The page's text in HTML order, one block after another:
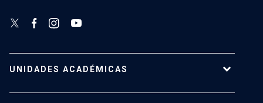
UNIDADES ACADÉMICAS